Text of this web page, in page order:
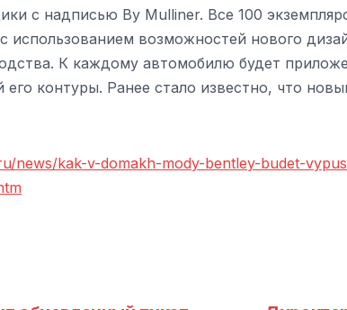
с надписью By Mulliner. Все 100
использованием возможностей нового
К каждому автомобилю будет
контуры. Ранее стало известно, что
news/kak-v-domakh-mody-bentley-budet-